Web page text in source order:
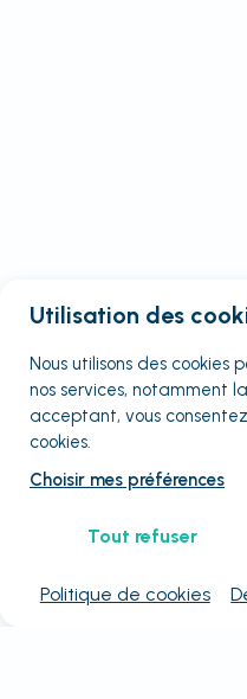
Utilisation des
Nous utilisons des cookies
nos services, notamment
acceptant, vous
cookies.
Choisir mes préférences
Tout refuser
Politique de cookies